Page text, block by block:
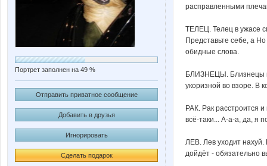
Портрет заполнен на 49 %
Отправить приватное сообщение
Добавить в друзья
Игнорировать
Сделать подарок
расправленными
ТЕЛЕЦ. Телец в ужасе
Представьте себе, а
обидные слова.
БЛИЗНЕЦЫ. Близнецы
укоризной во взоре. В
РАК. Рак расстроится
всё-таки... А-а-а, да, я
ЛЕВ. Лев уходит нахуй.
дойдёт - обязательно